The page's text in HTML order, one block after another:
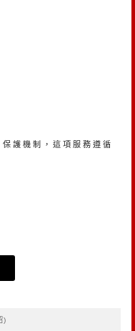
護機制，這項服務遵循
)